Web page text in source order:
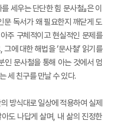
세우는 단단한 힘 문사철』은 이
독서가 왜 필요한지 깨닫게 도
주 구체적이고 현실적인 문제를
에 대한 해법을 ‘문사철’ 읽기를
인 문사철을 통해 아는 것에서 멈
세 친구를 만날 수 있다.
방식대로 일상에 적용하여 실제
도 나답게 살며, 내 삶의 진정한